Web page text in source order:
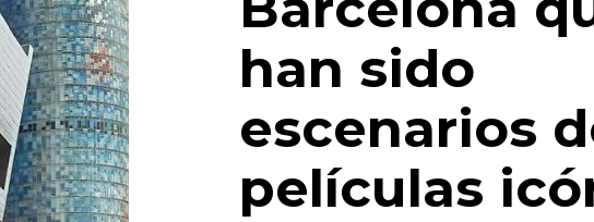
han sido
escenarios
películas